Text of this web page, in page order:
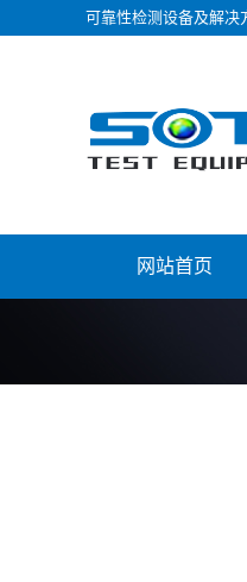
可靠性检测设备及解
网站首页